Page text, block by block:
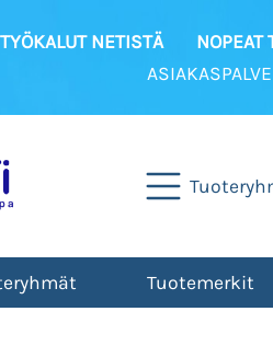
NETISTÄ NOPEAT
Tuotemerkit